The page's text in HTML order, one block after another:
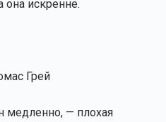
она искренне.
Грей
медленно, — плохая